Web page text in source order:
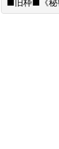
■旧枠■《秘